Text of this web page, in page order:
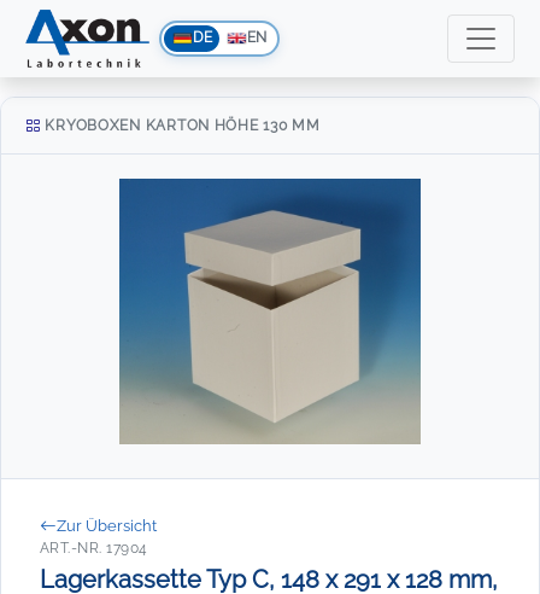
DE EN
KRYOBOXEN KARTON HÖHE 130 MM
Zur Übersicht
ART.-NR. 17904
Lagerkassette Typ C, 148 x 291 x 128 mm,